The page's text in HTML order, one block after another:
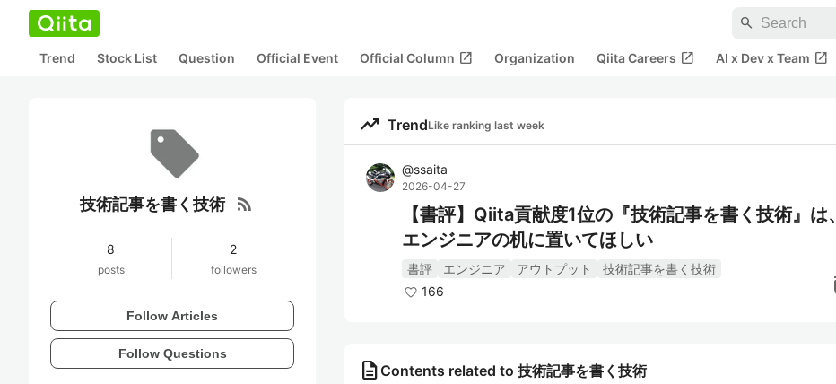
search
Trend Stock List Question Official Event Official Column open_in_new Organization Qiita Careers open_in_new AI x Dev x Team open_in_new
技術記事を書く技術 rss_feed
8
posts
2
followers
Follow Articles
Follow Questions
trending_up TrendLike ranking last week
@ssaita
2026-04-27
【書評】Qiita貢献度1位の『技術記事を書く技術』は、
エンジニアの机に置いてほしい
書評 エンジニア アウトプット
技術記事を書く技術
166
description Contents related to 技術記事を書く技術